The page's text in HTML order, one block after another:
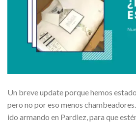
Un breve update porque hemos
pero no por eso menos
ido armando en Pardiez, para que